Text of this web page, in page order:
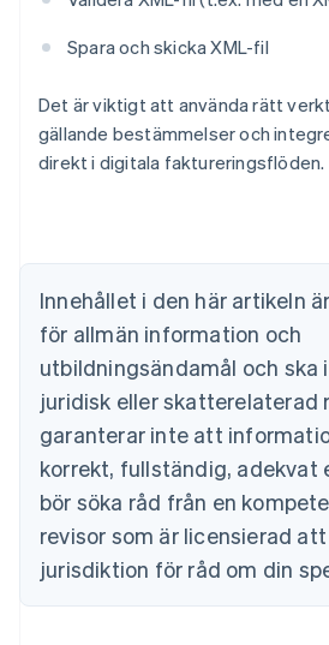
Spara och skicka XML-fil
Det är viktigt att använda rätt
gällande bestämmelser och
direkt i digitala faktureringsflöden.
Innehållet i den här artikeln
för allmän information och
utbildningsändamål och ska
juridisk eller skatterelaterad
garanterar inte att
korrekt, fullständig, adekvat
bör söka råd från en
revisor som är licensierad
jurisdiktion för råd om din